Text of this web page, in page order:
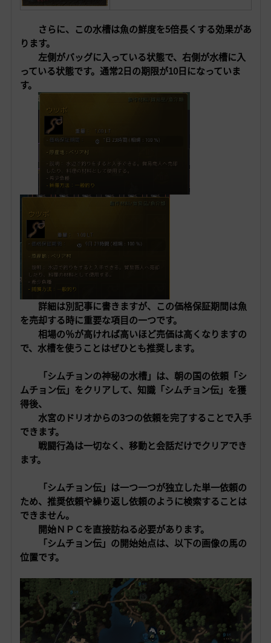
さらに、この水槽は魚の鮮度を5倍長くする効果があ
ります。
左側がバッグに入っている状態で、右側が水槽に入
っている状態です。 通常2日の期限が10日になっていま
す。
詳細は別記事に書きますが、この価格保証期間は魚
を売却する時に重要な項目の一つです。
相場の％が高ければ高いほど売価は高くなりますの
で、水槽を使うことはぜひとも推奨します。
「シムチョンの神秘の水槽」は、 朝の国の依頼「シ
ムチョン伝」をクリアして、知識「シムチョン伝」を獲
得後、
水宮のドリオからの3つの依頼を完了することで入手
できます。
戦闘行為は一切なく、移動と会話だけでクリアでき
ます。
「シムチョン伝」は一つ一つが独立した単一依頼の
ため、推奨依頼や繰り返し依頼のように検索することは
できません。
開始ＮＰＣを直接訪ねる必要があります。
「シムチョン伝」の開始始点は、以下の画像の馬の
位置です。